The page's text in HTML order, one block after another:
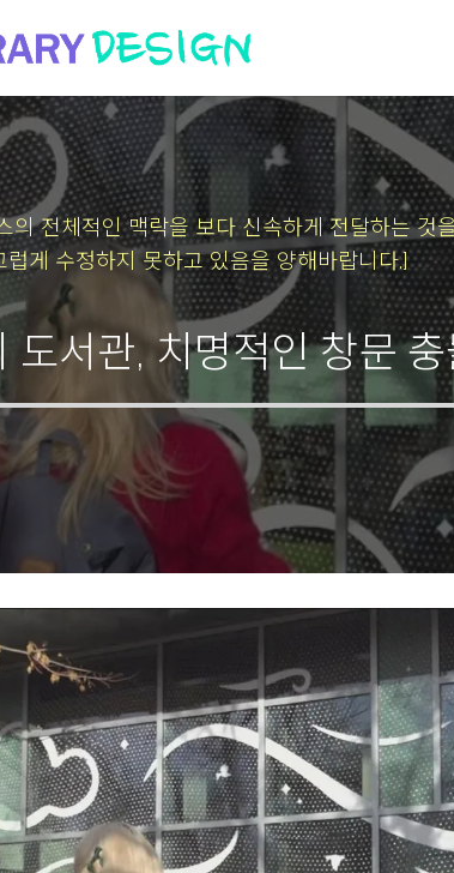
의 전체적인 맥락을 보다 신속하게 전달하는 것
게 수정하지 못하고 있음을 양해바랍니다.]
도서관, 치명적인 창문